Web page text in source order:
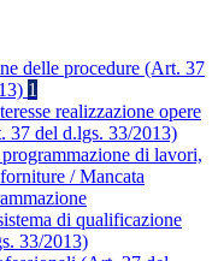
delle procedure (Art. 37
1
realizzazione opere
37 del d.lgs. 33/2013)
di lavori,
/ Mancata
di qualificazione
33/2013)